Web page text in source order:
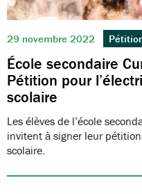
29 novembre 2022
École secondaire
Pétition pour
scolaire
Les élèves de l’école
invitent à signer leur
scolaire.